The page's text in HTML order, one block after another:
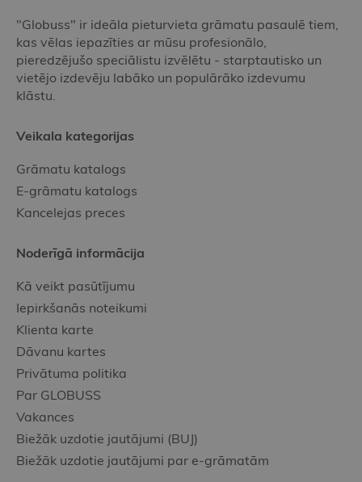
"Globuss" ir ideāla pieturvieta grāmatu pasaulē tiem,
kas vēlas iepazīties ar mūsu profesionālo,
pieredzējušo speciālistu izvēlētu - starptautisko un
vietējo izdevēju labāko un populārāko izdevumu
klāstu.
Veikala kategorijas
Grāmatu katalogs
E-grāmatu katalogs
Kancelejas preces
Noderīgā informācija
Kā veikt pasūtījumu
Iepirkšanās noteikumi
Klienta karte
Dāvanu kartes
Privātuma politika
Par GLOBUSS
Vakances
Biežāk uzdotie jautājumi (BUJ)
Biežāk uzdotie jautājumi par e-grāmatām